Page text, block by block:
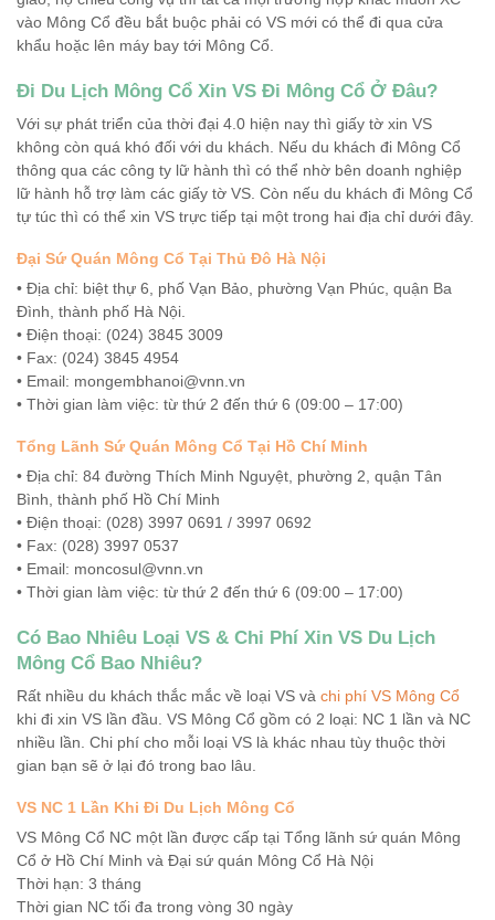
vào Mông Cổ đều bắt buộc phải có VS mới có thể đi qua cửa
khẩu hoặc lên máy bay tới Mông Cổ.
Đi Du Lịch Mông Cổ Xin VS Đi Mông Cổ Ở Đâu?
Với sự phát triển của thời đại 4.0 hiện nay thì giấy tờ xin VS
không còn quá khó đối với du khách. Nếu du khách đi Mông Cổ
thông qua các công ty lữ hành thì có thể nhờ bên doanh nghiệp
lữ hành hỗ trợ làm các giấy tờ VS. Còn nếu du khách đi Mông Cổ
tự túc thì có thể xin VS trực tiếp tại một trong hai địa chỉ dưới đây.
Đại Sứ Quán Mông Cổ Tại Thủ Đô Hà Nội
• Địa chỉ: biệt thự 6, phố Vạn Bảo, phường Vạn Phúc, quận Ba
Đình, thành phố Hà Nội.
• Điện thoại: (024) 3845 3009
• Fax: (024) 3845 4954
• Email: mongembhanoi@vnn.vn
• Thời gian làm việc: từ thứ 2 đến thứ 6 (09:00 – 17:00)
Tổng Lãnh Sứ Quán Mông Cổ Tại Hồ Chí Minh
• Địa chỉ: 84 đường Thích Minh Nguyệt, phường 2, quận Tân
Bình, thành phố Hồ Chí Minh
• Điện thoại: (028) 3997 0691 / 3997 0692
• Fax: (028) 3997 0537
• Email: moncosul@vnn.vn
• Thời gian làm việc: từ thứ 2 đến thứ 6 (09:00 – 17:00)
Có Bao Nhiêu Loại VS & Chi Phí Xin VS Du Lịch
Mông Cổ Bao Nhiêu?
Rất nhiều du khách thắc mắc về loại VS và chi phí VS Mông Cổ
khi đi xin VS lần đầu. VS Mông Cổ gồm có 2 loại: NC 1 lần và NC
nhiều lần. Chi phí cho mỗi loại VS là khác nhau tùy thuộc thời
gian bạn sẽ ở lại đó trong bao lâu.
VS NC 1 Lần Khi Đi Du Lịch Mông Cổ
VS Mông Cổ NC một lần được cấp tại Tổng lãnh sứ quán Mông
Cổ ở Hồ Chí Minh và Đại sứ quán Mông Cổ Hà Nội
Thời hạn: 3 tháng
Thời gian NC tối đa trong vòng 30 ngày